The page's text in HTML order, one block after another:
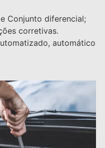
Conjunto diferencial;
corretivas.
automático